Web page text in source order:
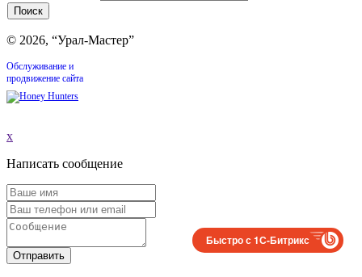
© 2026, “Урал-Мастер”
Обслуживание и
продвижение сайта
x
Написать сообщение
Отправить
Быстро с 1С-Битрикс